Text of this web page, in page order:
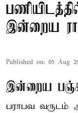
இன்றைய
Published on: 05 Aug
இன்றைய
பராபவ வருடம்